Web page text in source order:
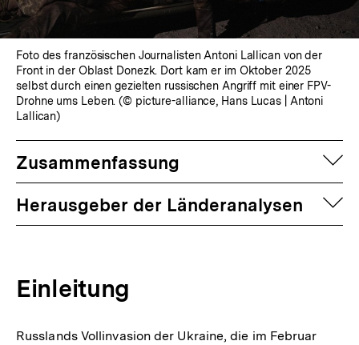
Foto des französischen Journalisten Antoni Lallican von der
Front in der Oblast Donezk. Dort kam er im Oktober 2025
selbst durch einen gezielten russischen Angriff mit einer FPV-
Drohne ums Leben. (© picture-alliance, Hans Lucas | Antoni
Lallican)
Zusammenfassung
Herausgeber der Länderanalysen
Einleitung
Russlands Vollinvasion der Ukraine, die im Februar